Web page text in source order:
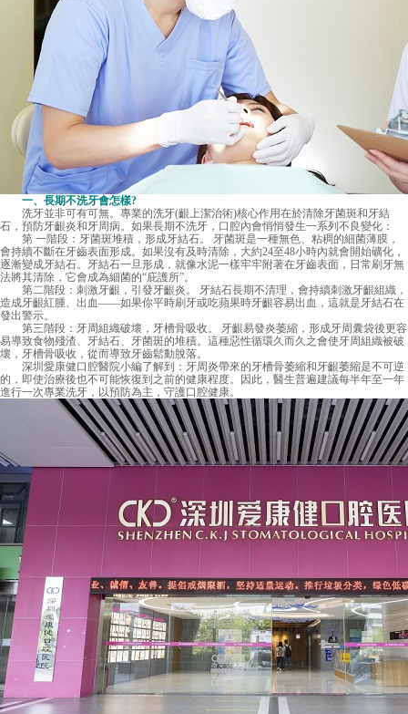
一、長期不洗牙會怎樣?
洗牙並非可有可無。專業的洗牙(齦上潔治術)核心作用在於清除牙菌斑和牙結
石，預防牙齦炎和牙周病。如果長期不洗牙，口腔內會悄悄發生一系列不良變化：
第 一階段：牙菌斑堆積，形成牙結石。 牙菌斑是一種無色、粘稠的細菌薄膜，
會持續不斷在牙齒表面形成。如果沒有及時清除，大約24至48小時內就會開始礦化，
逐漸變成牙結石。牙結石一旦形成，就像水泥一樣牢牢附著在牙齒表面，日常刷牙無
法將其清除，它會成為細菌的“庇護所”。
第二階段：刺激牙齦，引發牙齦炎。 牙結石長期不清理，會持續刺激牙齦組織，
造成牙齦紅腫、出血——如果你平時刷牙或吃蘋果時牙齦容易出血，這就是牙結石在
發出警示。
第三階段：牙周組織破壞，牙槽骨吸收。 牙齦易發炎萎縮，形成牙周囊袋後更容
易導致食物殘渣、牙結石、牙菌斑的堆積。這種惡性循環久而久之會使牙周組織被破
壞，牙槽骨吸收，從而導致牙齒鬆動脫落。
深圳愛康健口腔醫院小編了解到：牙周炎帶來的牙槽骨萎縮和牙齦萎縮是不可逆
的，即使治療後也不可能恢復到之前的健康程度。因此，醫生普遍建議每半年至一年
進行一次專業洗牙，以預防為主，守護口腔健康。